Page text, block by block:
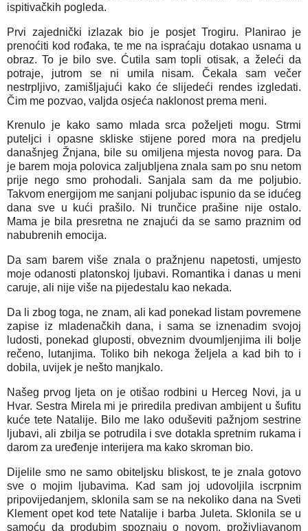
ispitivačkih pogleda.
Prvi zajednički izlazak bio je posjet Trogiru. Planirao je
prenoćiti kod rođaka, te me na ispraćaju dotakao usnama u
obraz. To je bilo sve. Ćutila sam topli otisak, a želeći da
potraje, jutrom se ni umila nisam. Čekala sam večer
nestrpljivo, zamišljajući kako će slijedeći rendes izgledati.
Čim me pozvao, valjda osjeća naklonost prema meni.
Krenulo je kako samo mlada srca poželjeti mogu. Strmi
puteljci i opasne skliske stijene pored mora na predjelu
današnjeg Žnjana, bile su omiljena mjesta novog para. Da
je barem moja polovica zaljubljena znala sam po snu netom
prije nego smo prohodali. Sanjala sam da me poljubio.
Takvom energijom me sanjani poljubac ispunio da se idućeg
dana sve u kući prašilo. Ni trunčice prašine nije ostalo.
Mama je bila presretna ne znajući da se samo praznim od
nabubrenih emocija.
Da sam barem više znala o pražnjenu napetosti, umjesto
moje odanosti platonskoj ljubavi. Romantika i danas u meni
caruje, ali nije više na pijedestalu kao nekada.
Da li zbog toga, ne znam, ali kad ponekad listam povremene
zapise iz mladenačkih dana, i sama se iznenadim svojoj
ludosti, ponekad gluposti, obveznim dvoumljenjima ili bolje
rečeno, lutanjima. Toliko bih nekoga željela a kad bih to i
dobila, uvijek je nešto manjkalo.
Našeg prvog ljeta on je otišao rodbini u Herceg Novi, ja u
Hvar. Sestra Mirela mi je priredila predivan ambijent u šufitu
kuće tete Natalije. Bilo me lako oduševiti pažnjom sestrine
ljubavi, ali zbilja se potrudila i sve dotakla spretnim rukama i
darom za uređenje interijera ma kako skroman bio.
Dijelile smo ne samo obiteljsku bliskost, te je znala gotovo
sve o mojim ljubavima. Kad sam joj udovoljila iscrpnim
pripovijedanjem, sklonila sam se na nekoliko dana na Sveti
Klement opet kod tete Natalije i barba Juleta. Sklonila se u
samoću da produbim spoznaju o novom, proživljavanom